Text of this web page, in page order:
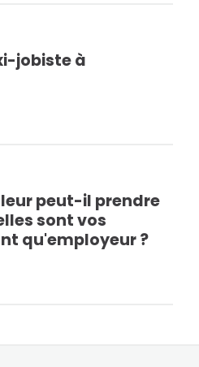
jobiste à
peut-il prendre
sont vos
qu'employeur ?